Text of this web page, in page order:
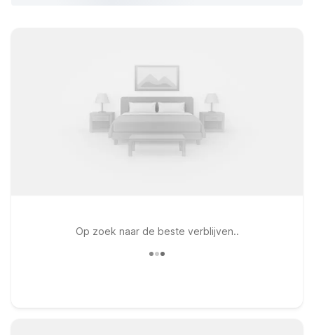
Op zoek naar de beste verblijven..